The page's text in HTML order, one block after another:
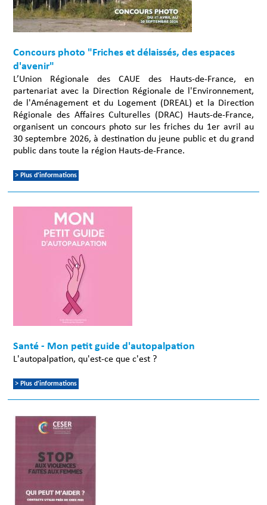
Concours photo "Friches et délaissés, des espaces
d'avenir"
L’Union Régionale des CAUE des Hauts-de-France, en
partenariat avec la Direction Régionale de l'Environnement,
de l'Aménagement et du Logement (DREAL) et la Direction
Régionale des Affaires Culturelles (DRAC) Hauts-de-France,
organisent un concours photo sur les friches du 1er avril au
30 septembre 2026, à destination du jeune public et du grand
public dans toute la région Hauts-de-France.
> Plus d'informations
Santé - Mon petit guide d'autopalpation
L'autopalpation, qu'est-ce que c'est ?
> Plus d'informations